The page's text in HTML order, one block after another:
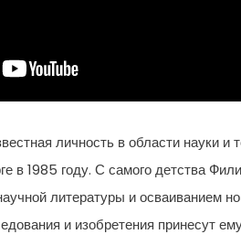
личность в области науки и
в 1985 году. С самого детства
литературы и осваиванием
и изобретения принесут